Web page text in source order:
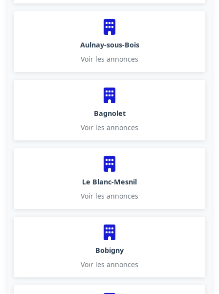
Aulnay-sous-Bois
Voir les annonces
Bagnolet
Voir les annonces
Le Blanc-Mesnil
Voir les annonces
Bobigny
Voir les annonces